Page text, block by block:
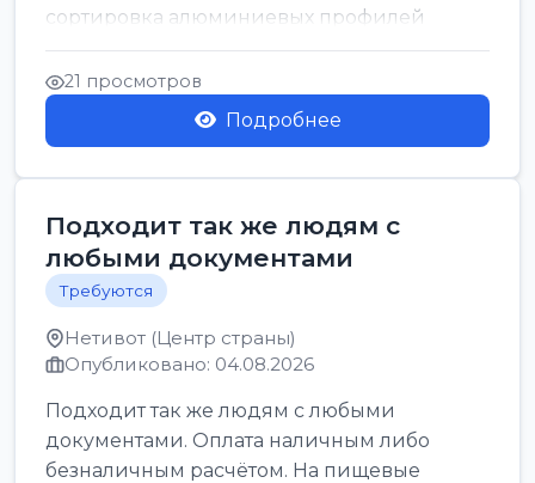
сортировка алюминиевых профилей
График: 5 дн, с 7:00 до 17:00...
21 просмотров
Подробнее
Подходит так же людям с
любыми документами
Требуются
Нетивот (Центр страны)
Опубликовано: 04.08.2026
Подходит так же людям с любыми
документами. Оплата наличным либо
безналичным расчётом. На пищевые